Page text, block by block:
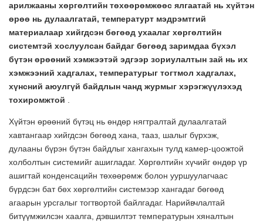
арилжааны хөргөлтийн төхөөрөмжөөс ялгаатай нь хүйтэн
өрөө нь дулаалгатай, температурт мэдрэмтгий
материалаар хийгдсэн бөгөөд ухаалаг хөргөлтийн
системтэй хослуулсан байдаг бөгөөд заримдаа бүхэл
бүтэн өрөөний хэмжээтэй эдгээр зориулалтын зай нь их
хэмжээний хадгалах, температурыг тогтмол хадгалах,
хүнсний аюулгүй байдлын чанд журмыг хэрэгжүүлэхэд
тохиромжтой .
Хүйтэн өрөөний бүтэц нь өндөр нягтралтай дулаалгатай
хавтангаар хийгдсэн бөгөөд хана, тааз, шалыг бүрхэж,
дулааны бүрэн бүтэн байдлыг хангахын тулд камер-цоожтой
холболтын системийг ашигладаг. Хөргөлтийн хүчийг өндөр үр
ашигтай конденсацийн төхөөрөмж болон ууршуулагчаас
бүрдсэн бат бөх хөргөлтийн системээр хангадаг бөгөөд
агаарын урсгалыг тогтвортой байлгадаг. Нарийвчлалтай
битүүмжилсэн хаалга, дэвшилтэт температурын хяналтын